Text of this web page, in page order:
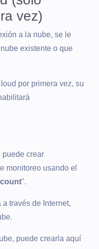
vez)
a la nube, se le
existente o que
por primera vez, su
puede crear
monitoreo usando el
".
través de Internet,
puede crearla aquí